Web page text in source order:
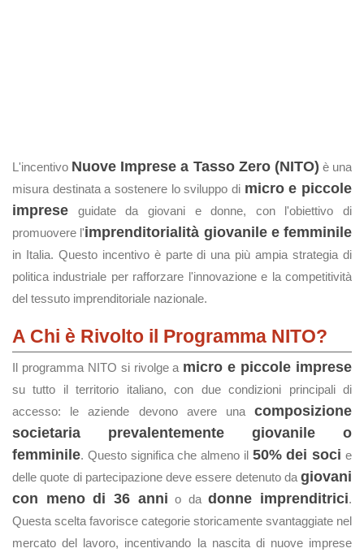
L'incentivo Nuove Imprese a Tasso Zero (NITO) è una
misura destinata a sostenere lo sviluppo di micro e piccole
imprese guidate da giovani e donne, con l'obiettivo di
promuovere l'imprenditorialità giovanile e femminile
in Italia. Questo incentivo è parte di una più ampia strategia di
politica industriale per rafforzare l'innovazione e la competitività
del tessuto imprenditoriale nazionale.
A Chi è Rivolto il Programma NITO?
Il programma NITO si rivolge a micro e piccole imprese
su tutto il territorio italiano, con due condizioni principali di
accesso: le aziende devono avere una composizione
societaria prevalentemente giovanile o
femminile. Questo significa che almeno il 50% dei soci e
delle quote di partecipazione deve essere detenuto da giovani
con meno di 36 anni o dadonne imprenditrici.
Questa scelta favorisce categorie storicamente svantaggiate nel
mercato del lavoro, incentivando la nascita di nuove imprese